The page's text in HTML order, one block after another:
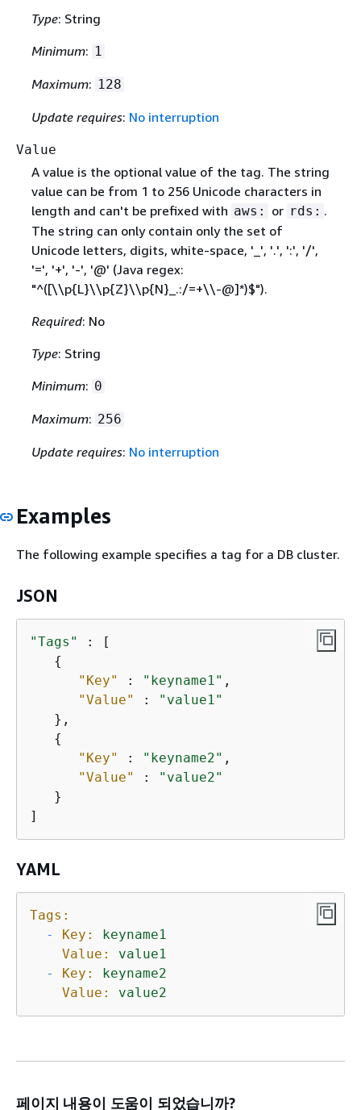
Type: String
Minimum: 1
Maximum: 128
Update requires: No interruption
Value
A value is the optional value of the tag. The string
value can be from 1 to 256 Unicode characters in
length and can't be prefixed with aws: or rds: .
The string can only contain only the set of
Unicode letters, digits, white-space, '_', '.', ':', '/',
'=', '+', '-', '@' (Java regex:
"^([\\p{L}\\p{Z}\\p{N}_.:/=+\\-@]*)$").
Required: No
Type: String
Minimum: 0
Maximum: 256
Update requires: No interruption
Examples
The following example specifies a tag for a DB cluster.
JSON
"Tags"
: [
{
"Key"
: "keyname1" ,
"Value"
:
"value1"
   },
{
"Key"
: "keyname2" ,
"Value"
:
"value2"
   }
]
YAML
Tags:
-
Key:
keyname1
Value:
value1
-
Key:
keyname2
Value:
value2
페이지 내용이 도움이 되었습니까?